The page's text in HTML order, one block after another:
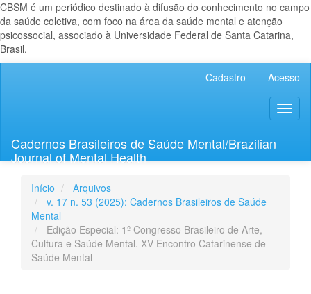
CBSM é um periódico destinado à difusão do conhecimento no campo
da saúde coletiva, com foco na área da saúde mental e atenção
psicossocial, associado à Universidade Federal de Santa Catarina,
Brasil.
Lateral
Cadastro Acesso
Cadernos Brasileiros de Saúde Mental/Brazilian
Journal of Mental Health
Início
Arquivos
v. 17 n. 53 (2025): Cadernos Brasileiros de Saúde
Mental
Edição Especial: 1º Congresso Brasileiro de Arte,
Cultura e Saúde Mental. XV Encontro Catarinense de
Saúde Mental